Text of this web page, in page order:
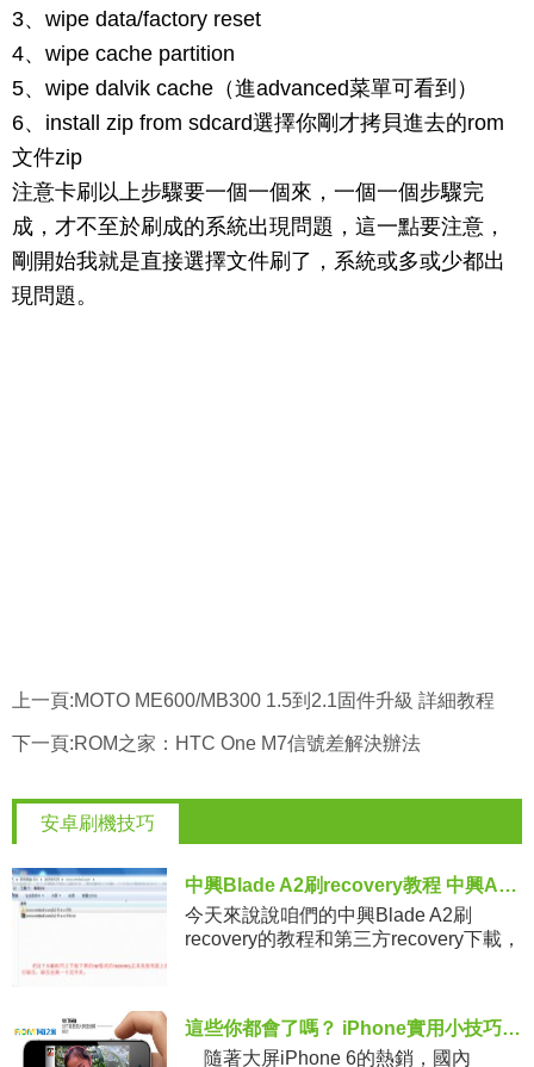
3、wipe data/factory reset
4、wipe cache partition
5、wipe dalvik cache（進advanced菜單可看到）
6、install zip from sdcard選擇你剛才拷貝進去的rom
文件zip
注意卡刷以上步驟要一個一個來，一個一個步驟完
成，才不至於刷成的系統出現問題，這一點要注意，
剛開始我就是直接選擇文件刷了，系統或多或少都出
現問題。
上一頁:MOTO ME600/MB300 1.5到2.1固件升級 詳細教程
下一頁:ROM之家：HTC One M7信號差解決辦法
安卓刷機技巧
中興Blade A2刷recovery教程 中興A2第三方recovery下載
今天來說說咱們的中興Blade A2刷
recovery的教程和第三方recovery下載，
這些你都會了嗎？ iPhone實用小技巧分享
隨著大屏iPhone 6的熱銷，國內